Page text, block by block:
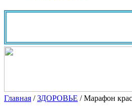
Главная /ЗДОРОВЬЕ /Марафон